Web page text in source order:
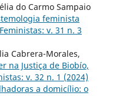
do Carmo Sampaio
feminista
v. 31 n. 3
Cabrera-Morales,
na Justiça de Biobío,
v. 32 n. 1 (2024)
a domicílio: o